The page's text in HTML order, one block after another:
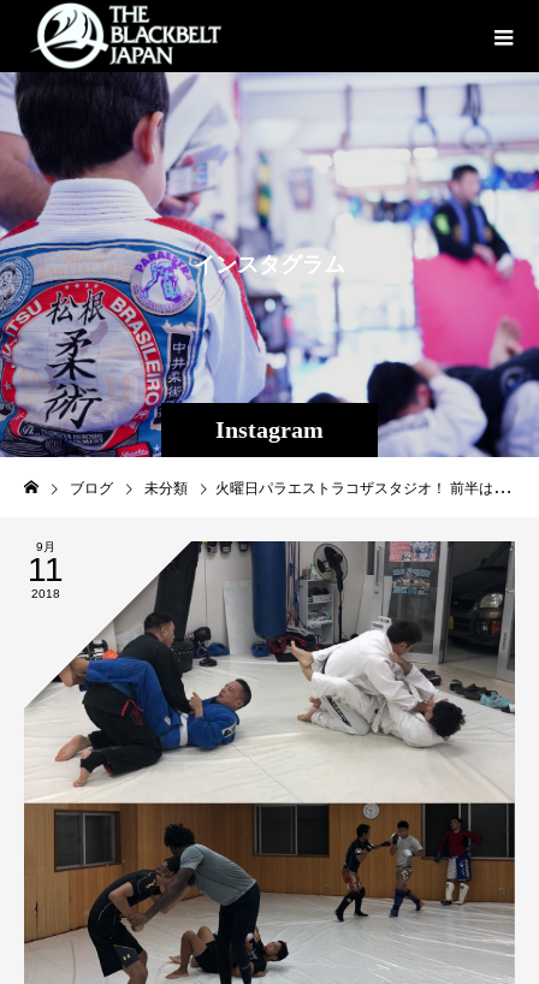
Instagram
インスタグラ ム
ブログ 未分類 火曜日パラエストラコザスタジオ！ 前半は柔術クラス^ – ^ キッズから大人まで楽しく技練習しています！ 後半は修斗クラス?‍♂️ レスリング技術をやってグラップリング、総合のスパーリングをガンガンまわしてます！！ #パラエストラ#コザ#与儀#那覇#shooto#柔術#jiujitsu#沖縄#mma#フィットネス#ダイエット
9月
11
2018